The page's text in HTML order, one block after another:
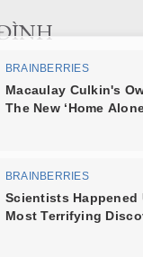
đến nội dung chính